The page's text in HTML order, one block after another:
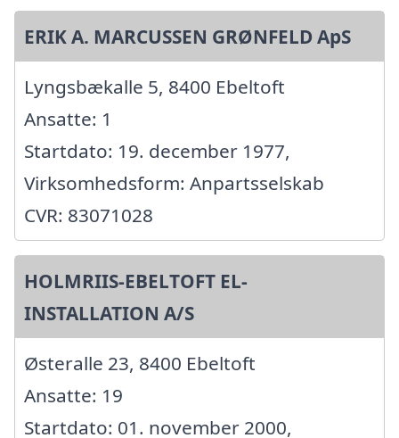
ERIK A. MARCUSSEN GRØNFELD ApS
Lyngsbækalle 5, 8400 Ebeltoft
Ansatte: 1
Startdato: 19. december 1977,
Virksomhedsform: Anpartsselskab
CVR: 83071028
HOLMRIIS-EBELTOFT EL-
INSTALLATION A/S
Østeralle 23, 8400 Ebeltoft
Ansatte: 19
Startdato: 01. november 2000,